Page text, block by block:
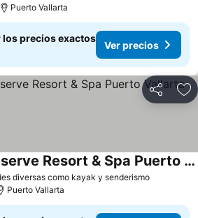
Puerto Vallarta
los precios exactos
Ver precios
Compartir
diversas como kayak y senderismo
Garza Blanca Preserve Resort & Spa Puerto Vallarta
Puerto Vallarta